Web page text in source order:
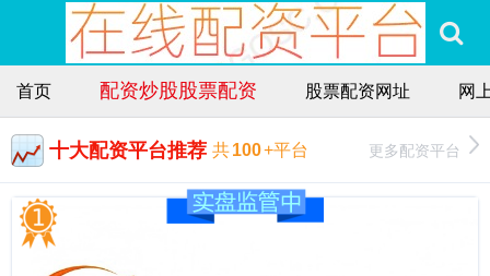
首页 配资炒股股票配资 股票配资网址 网
十大配资平台推荐 共100+平台 更多配资平台